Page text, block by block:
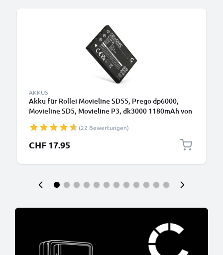
AKKUS
Akku für Rollei Movieline SD55, Prego dp6000,
Movieline SD5, Movieline P3, dk3000 1180mAh von
(22 Bewertungen)
CHF 17.95